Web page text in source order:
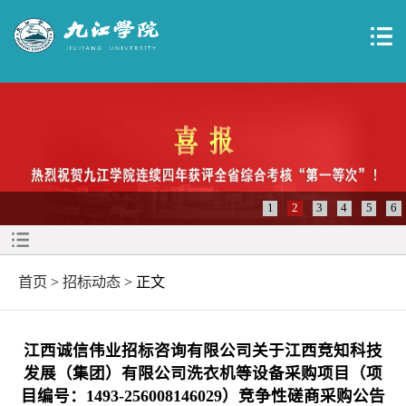
1 2 3 4 5 6
首页 > 招标动态 > 正文
江西诚信伟业招标咨询有限公司关于江西竞知科技
发展（集团）有限公司洗衣机等设备采购项目（项
目编号：1493-256008146029）竞争性磋商采购公告